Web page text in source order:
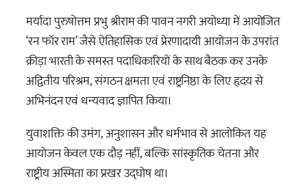
मर्यादा पुरुषोत्तम प्रभु श्रीराम की पावन नगरी अयोध्या में आयोजित
‘रन फॉर राम’ जैसे ऐतिहासिक एवं प्रेरणादायी आयोजन के उपरांत
क्रीड़ा भारती के समस्त पदाधिकारियों के साथ बैठक कर उनके
अद्वितीय परिश्रम, संगठन क्षमता एवं राष्ट्रनिष्ठा के लिए हृदय से
अभिनंदन एवं धन्यवाद ज्ञापित किया।
युवाशक्ति की उमंग, अनुशासन और धर्मभाव से आलोकित यह
आयोजन केवल एक दौड़ नहीं, बल्कि सांस्कृतिक चेतना और
राष्ट्रीय अस्मिता का प्रखर उद्घोष था।